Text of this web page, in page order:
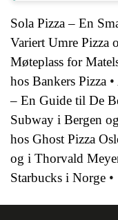
Sola Pizza – En
Variert Umre Pizza
Møteplass for
hos Bankers Pizza •
– En Guide til De
Subway i Bergen
hos Ghost Pizza
og i Thorvald
Starbucks i Norge •